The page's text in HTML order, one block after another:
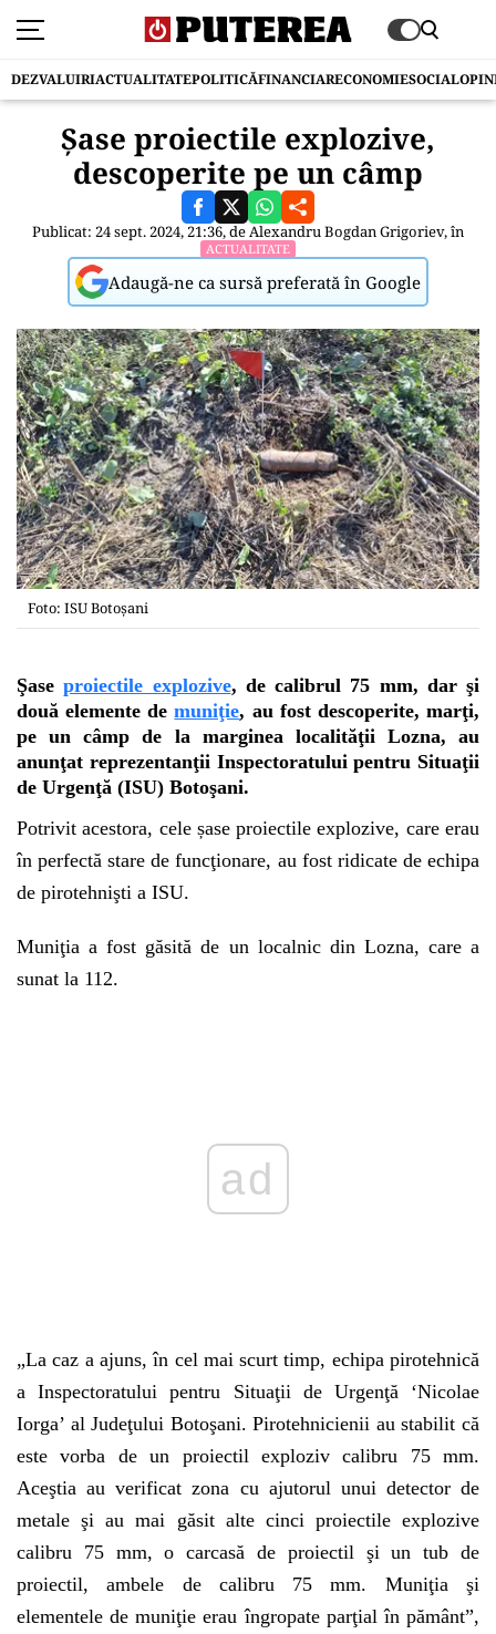
DEZVALUIRIACTUALITATEPOLITICĂFINANCIARECONOMIESOCIAL
Şase proiectile explozive,
descoperite pe un câmp
Publicat: 24 sept. 2024, 21:36, deAlexandru Bogdan Grigoriev, în
ACTUALITATE
Adaugă-ne ca sursă preferată în Google
Foto: ISU Botoșani
Şaseproiectile explozive, de calibrul 75 mm, dar şi
două elemente demuniţie, au fost descoperite, marţi,
pe un câmp de la marginea localităţii Lozna, au
anunţat reprezentanţii Inspectoratului pentru Situaţii
de Urgenţă (ISU) Botoşani.
Potrivit acestora, cele șase proiectile explozive, care erau
în perfectă stare de funcţionare, au fost ridicate de echipa
de pirotehnişti a ISU.
Muniţia a fost găsită de un localnic din Lozna, care a
sunat la 112.
„La caz a ajuns, în cel mai scurt timp, echipa pirotehnică
a Inspectoratului pentru Situaţii de Urgenţă ‘Nicolae
Iorga’ al Judeţului Botoşani. Pirotehnicienii au stabilit că
este vorba de un proiectil exploziv calibru 75 mm.
Aceştia au verificat zona cu ajutorul unui detector de
metale şi au mai găsit alte cinci proiectile explozive
calibru 75 mm, o carcasă de proiectil şi un tub de
proiectil, ambele de calibru 75 mm. Muniţia şi
elementele de muniţie erau îngropate parţial în pământ”,